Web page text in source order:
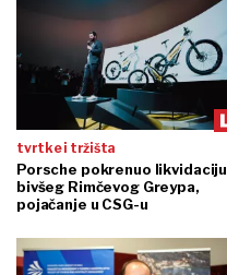
tvrtke i tržišta
Porsche pokrenuo likvidaciju
bivšeg Rimčevog Greypa,
pojačanje u CSG-u